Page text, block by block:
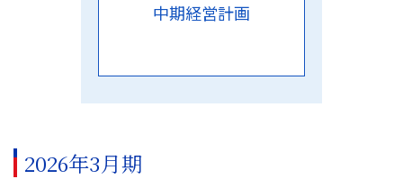
中期経営計画
2026年3月期